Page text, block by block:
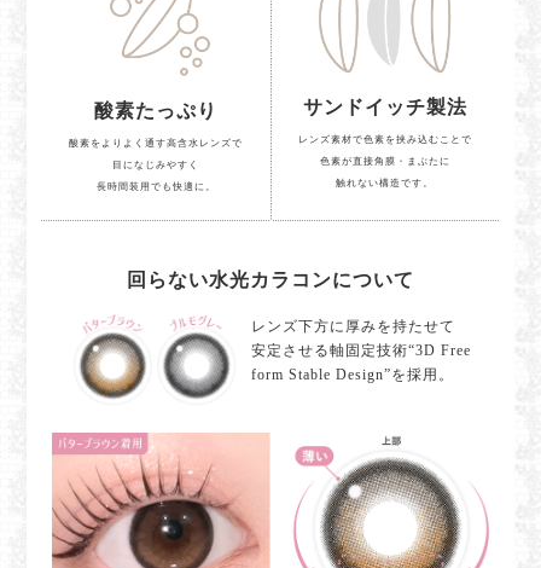
酸素たっぷり
酸素をよりよく通す高含水レンズで
目になじみやすく
長時間装用でも快適に。
サンドイッチ製法
レンズ素材で色素を挟み込むことで
色素が直接角膜・まぶたに
触れない構造です。
回らない水光カラコンについて
レンズ下方に厚みを持たせて
安定させる軸固定技術“3D Free
form Stable Design”を採用。